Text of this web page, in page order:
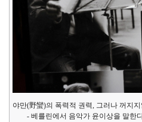
야만(野蠻)의 폭력적 권력, 그러나 꺼지
- 베를린에서 음악가 윤이상을 말한